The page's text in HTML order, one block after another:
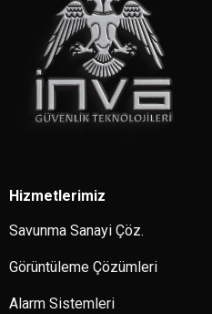
Hizmetlerimiz
Savunma Sanayi Çöz.
Görüntüleme Çözümleri
Alarm Sistemleri